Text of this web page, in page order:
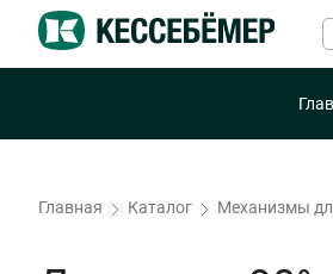
Главная Каталог Механизмы